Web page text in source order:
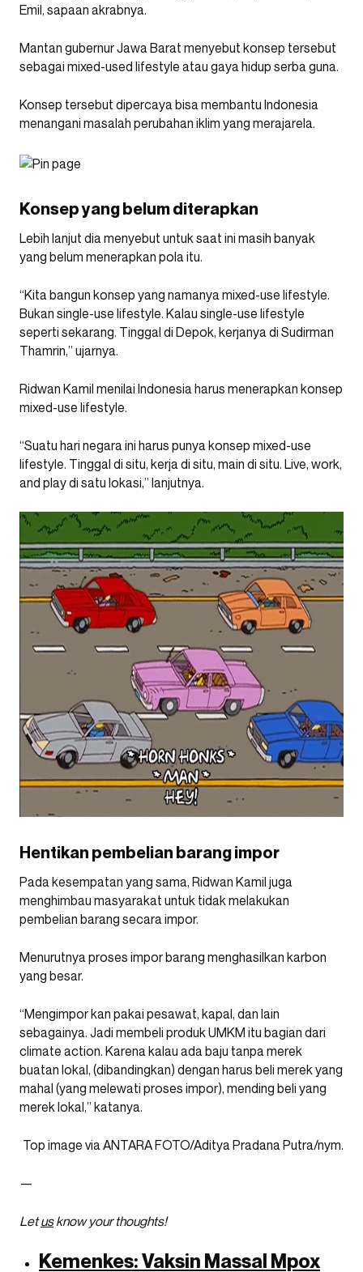
Emil, sapaan akrabnya.
Mantan gubernur Jawa Barat menyebut konsep tersebut
sebagai mixed-used lifestyle atau gaya hidup serba guna.
Konsep tersebut dipercaya bisa membantu Indonesia
menangani masalah perubahan iklim yang merajarela.
Konsep yang belum diterapkan
Lebih lanjut dia menyebut untuk saat ini masih banyak
yang belum menerapkan pola itu.
“Kita bangun konsep yang namanya mixed-use lifestyle.
Bukan single-use lifestyle. Kalau single-use lifestyle
seperti sekarang. Tinggal di Depok, kerjanya di Sudirman
Thamrin,” ujarnya.
Ridwan Kamil menilai Indonesia harus menerapkan konsep
mixed-use lifestyle.
“Suatu hari negara ini harus punya konsep mixed-use
lifestyle. Tinggal di situ, kerja di situ, main di situ. Live, work,
and play di satu lokasi,” lanjutnya.
Hentikan pembelian barang impor
Pada kesempatan yang sama, Ridwan Kamil juga
menghimbau masyarakat untuk tidak melakukan
pembelian barang secara impor.
Menurutnya proses impor barang menghasilkan karbon
yang besar.
“Mengimpor kan pakai pesawat, kapal, dan lain
sebagainya. Jadi membeli produk UMKM itu bagian dari
climate action. Karena kalau ada baju tanpa merek
buatan lokal, (dibandingkan) dengan harus beli merek yang
mahal (yang melewati proses impor), mending beli yang
merek lokal,” katanya.
Top image via ANTARA FOTO/Aditya Pradana Putra/nym.
—
Letusknow your thoughts!
Kemenkes: Vaksin Massal Mpox